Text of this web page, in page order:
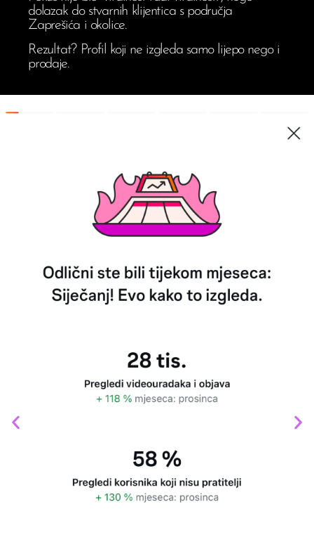
dolazak do stvarnih klijentica s područja
Zaprešića i okolice.
Rezultat? Profil koji ne izgleda samo lijepo nego i
prodaje.